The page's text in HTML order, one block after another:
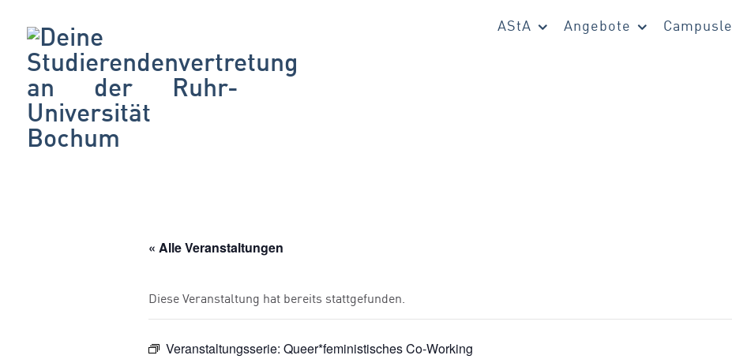
AStA Angebote
« Alle Veranstaltungen
Diese Veranstaltung hat bereits stattgefunden.
Veranstaltungsserie:Queer*feministisches Co-Working